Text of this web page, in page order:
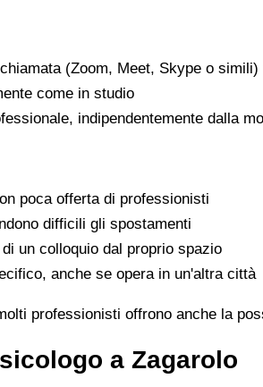
(Zoom, Meet, Skype o
come in studio
indipendentemente dalla
poca offerta di professionisti
difficili gli spostamenti
un colloquio dal proprio spazio
anche se opera in un'altra città
professionisti offrono anche la
a Zagarolo